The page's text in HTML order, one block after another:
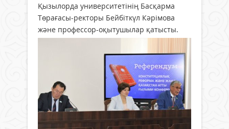
Қызылорда университетінің Басқарма
Төрағасы-ректоры Бейбіткүл Кәрімова
және профессор-оқытушылар қатысты.